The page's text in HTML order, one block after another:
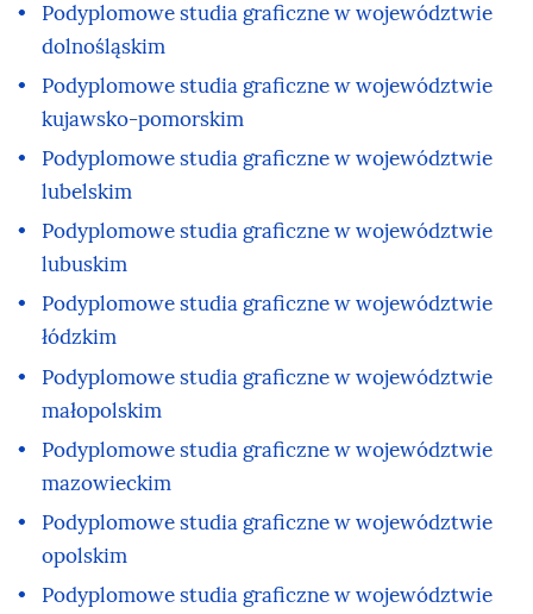
Podyplomowe studia graficzne w województwie
dolnośląskim
Podyplomowe studia graficzne w województwie
kujawsko-pomorskim
Podyplomowe studia graficzne w województwie
lubelskim
Podyplomowe studia graficzne w województwie
lubuskim
Podyplomowe studia graficzne w województwie
łódzkim
Podyplomowe studia graficzne w województwie
małopolskim
Podyplomowe studia graficzne w województwie
mazowieckim
Podyplomowe studia graficzne w województwie
opolskim
Podyplomowe studia graficzne w województwie